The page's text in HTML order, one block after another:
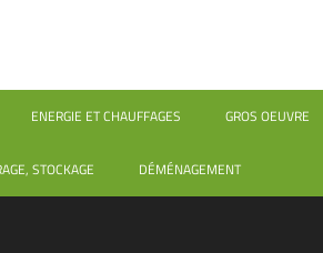
ENERGIE ET CHAUFFAGES GROS OEUVRE
STOCKAGE DÉMÉNAGEMENT